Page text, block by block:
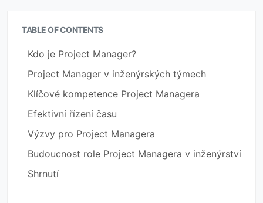
TABLE OF CONTENTS
Kdo je Project Manager?
Project Manager v inženýrských týmech
Klíčové kompetence Project Managera
Efektivní řízení času
Výzvy pro Project Managera
Budoucnost role Project Managera v inženýrství
Shrnutí